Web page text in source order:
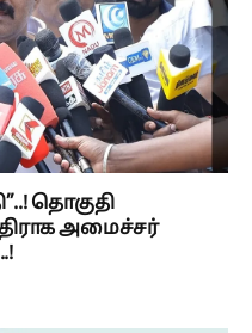
தொகுதி
அமைச்சர்